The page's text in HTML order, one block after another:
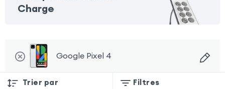
Charge
Google Pixel 4
Trier par Filtres